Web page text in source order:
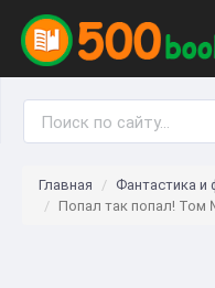
Главная Фантастика и
Попал так попал! Том